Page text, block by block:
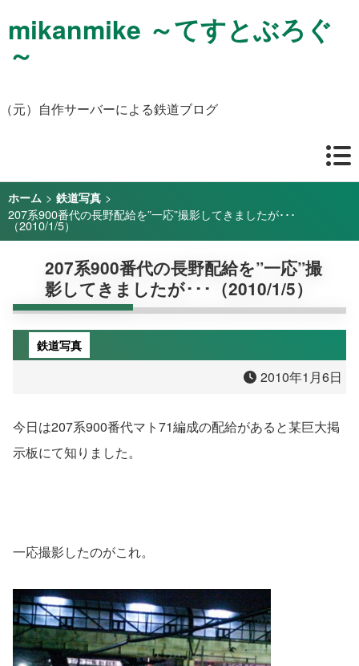
mikanmike ～てすとぶろぐ
～
（元）自作サーバーによる鉄道ブログ
ホーム > 鉄道写真 >
207系900番代の長野配給を”一応”撮影してきましたが･･･
（2010/1/5）
207系900番代の長野配給を”一応”撮
影してきましたが･･･（2010/1/5）
鉄道写真
2010年1月6日
今日は207系900番代マト71編成の配給があると某巨大掲
示板にて知りました。
一応撮影したのがこれ。